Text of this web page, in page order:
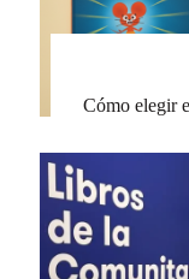
Cómo elegir